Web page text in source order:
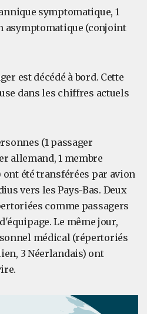
symptomatique, 1
asymptomatique (conjoint
est décédé à bord. Cette
dans les chiffres actuels
(1 passager
allemand, 1 membre
été transférées par avion
vers les Pays-Bas. Deux
comme passagers
Le même jour,
médical (répertoriés
3 Néerlandais) ont